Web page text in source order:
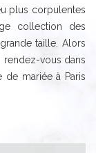
plus corpulentes
collection des
taille. Alors
rendez-vous dans
mariée à Paris